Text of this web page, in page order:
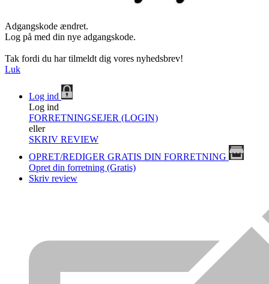
Adgangskode ændret.
Log på med din nye adgangskode.
Tak fordi du har tilmeldt dig vores nyhedsbrev!
Luk
Log ind
Log ind
FORRETNINGSEJER (LOGIN)
eller
SKRIV REVIEW
OPRET/REDIGER GRATIS DIN FORRETNING
Opret din forretning (Gratis)
Skriv review